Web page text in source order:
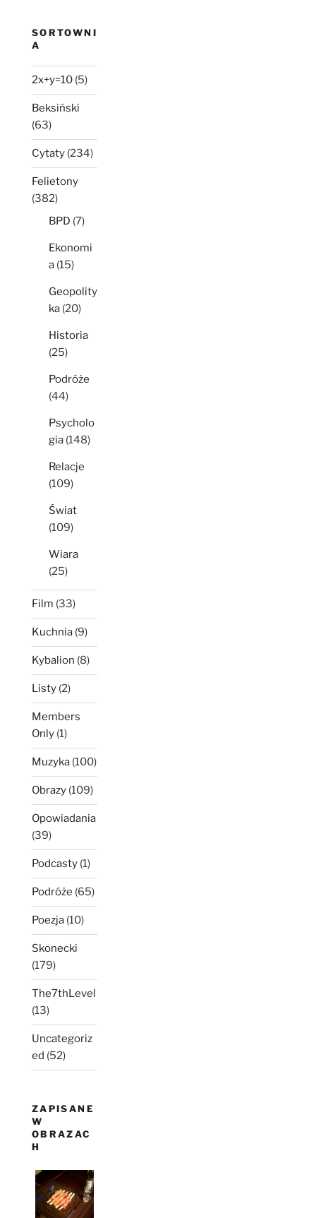
SORTOWNI
A
2x+y=10 (5)
Beksiński
(63)
Cytaty (234)
Felietony
(382)
BPD (7)
Ekonomi
a (15)
Geopolity
ka (20)
Historia
(25)
Podróże
(44)
Psycholo
gia (148)
Relacje
(109)
Świat
(109)
Wiara
(25)
Film (33)
Kuchnia (9)
Kybalion (8)
Listy (2)
Members
Only (1)
Muzyka (100)
Obrazy (109)
Opowiadania
(39)
Podcasty (1)
Podróże (65)
Poezja (10)
Skonecki
(179)
The7thLevel
(13)
Uncategoriz
ed (52)
ZAPISANE
W
OBRAZAC
H